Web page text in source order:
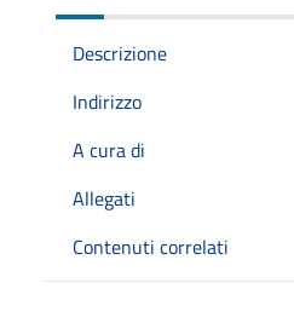
Descrizione
Indirizzo
A cura di
Allegati
Contenuti correlati